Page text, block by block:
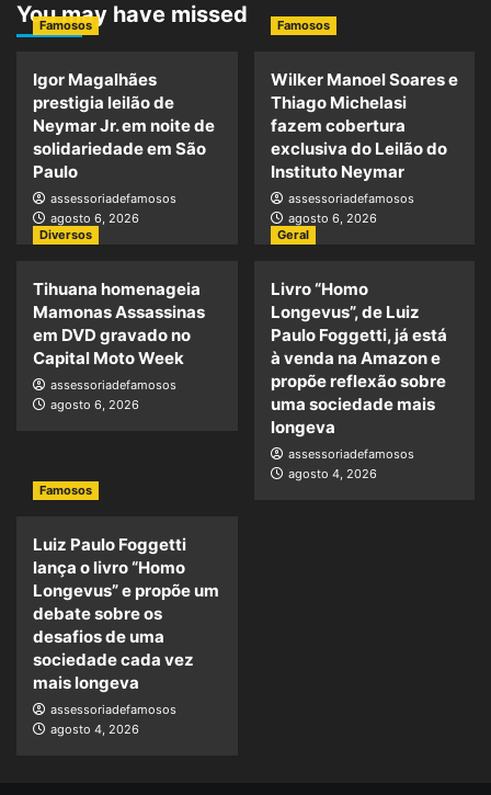
You may have missed
Famosos
Igor Magalhães
prestigia leilão de
Neymar Jr. em noite de
solidariedade em São
Paulo
assessoriadefamosos
agosto 6, 2026
Famosos
Wilker Manoel Soares e
Thiago Michelasi
fazem cobertura
exclusiva do Leilão do
Instituto Neymar
assessoriadefamosos
agosto 6, 2026
Diversos
Tihuana homenageia
Mamonas Assassinas
em DVD gravado no
Capital Moto Week
assessoriadefamosos
agosto 6, 2026
Geral
Livro “Homo
Longevus”, de Luiz
Paulo Foggetti, já está
à venda na Amazon e
propõe reflexão sobre
uma sociedade mais
longeva
assessoriadefamosos
agosto 4, 2026
Famosos
Luiz Paulo Foggetti
lança o livro “Homo
Longevus” e propõe um
debate sobre os
desafios de uma
sociedade cada vez
mais longeva
assessoriadefamosos
agosto 4, 2026